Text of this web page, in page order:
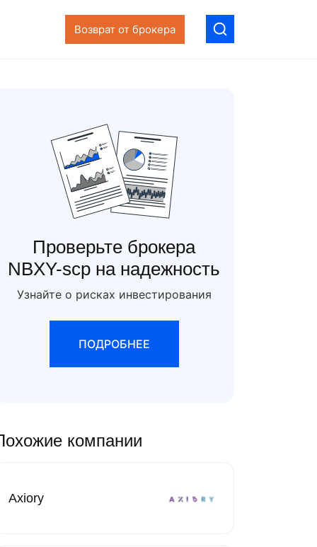
Возврат от брокера
Проверьте брокера
NBXY-scp на надежность
Узнайте о рисках инвестирования
ПОДРОБНЕЕ
компании
Axiory